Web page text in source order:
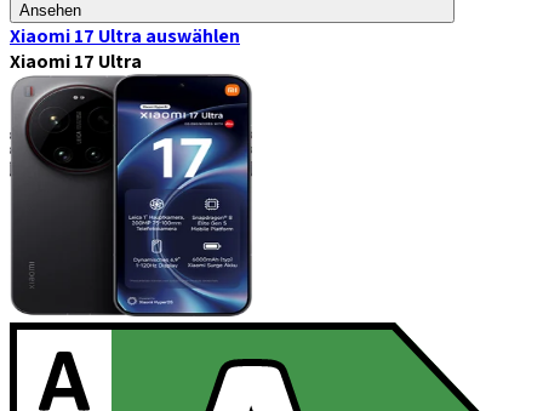
Ansehen
Xiaomi 17 Ultra auswählen
Xiaomi 17 Ultra